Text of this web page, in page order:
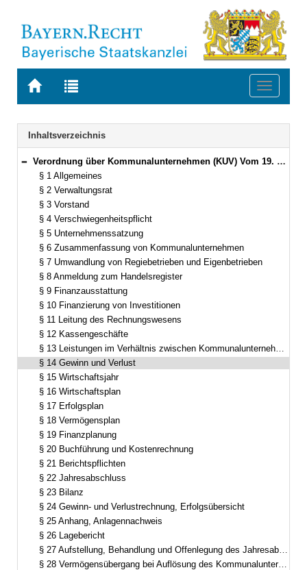
Zur
BAYERN.RECHT
Zur
letzten
Suche
Toggle
Navigation
Inhaltsverzeichnis
Bereich reduzieren
Verordnung über Kommunalunternehmen (KUV) Vom 19. März 1998 (GVBl. S. 220) BayRS 2023-15-I (§§ 1–31)
§ 1 Allgemeines
§ 2 Verwaltungsrat
§ 3 Vorstand
§ 4 Verschwiegenheitspflicht
§ 5 Unternehmenssatzung
§ 6 Zusammenfassung von Kommunalunternehmen
§ 7 Umwandlung von Regiebetrieben und Eigenbetrieben
§ 8 Anmeldung zum Handelsregister
§ 9 Finanzausstattung
§ 10 Finanzierung von Investitionen
§ 11 Leitung des Rechnungswesens
§ 12 Kassengeschäfte
§ 13 Leistungen im Verhältnis zwischen Kommunalunternehmen und Gemeinde
§ 14 Gewinn und Verlust
§ 15 Wirtschaftsjahr
§ 16 Wirtschaftsplan
§ 17 Erfolgsplan
§ 18 Vermögensplan
§ 19 Finanzplanung
§ 20 Buchführung und Kostenrechnung
§ 21 Berichtspflichten
§ 22 Jahresabschluss
§ 23 Bilanz
§ 24 Gewinn- und Verlustrechnung, Erfolgsübersicht
§ 25 Anhang, Anlagennachweis
§ 26 Lagebericht
§ 27 Aufstellung, Behandlung und Offenlegung des Jahresabschlusses und des Lageberichts
§ 28 Vermögensübergang bei Auflösung des Kommunalunternehmens